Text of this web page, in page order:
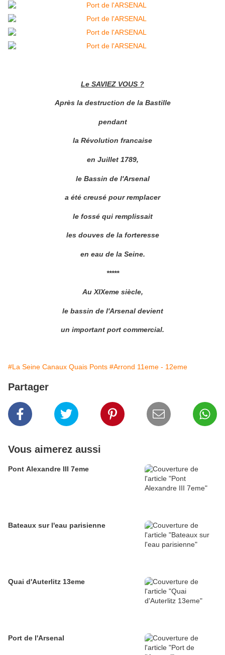
Le SAVIEZ VOUS ?
Après la destruction de la Bastille
pendant
la Révolution francaise
en Juillet 1789,
le Bassin de l'Arsenal
a été creusé pour remplacer
le fossé qui remplissait
les douves de la forteresse
en eau de la Seine.
*****
Au XIXeme siècle,
le bassin de l'Arsenal devient
un important port commercial.
#La Seine Canaux Quais Ponts #Arrond 11eme - 12eme
Partager
Vous aimerez aussi
Pont Alexandre III 7eme
Bateaux sur l'eau parisienne
Quai d'Auterlitz 13eme
Port de l'Arsenal